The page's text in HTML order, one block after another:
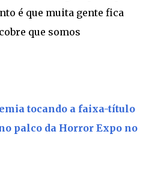
é que muita gente fica
que somos
tocando a faixa-título
palco da Horror Expo no